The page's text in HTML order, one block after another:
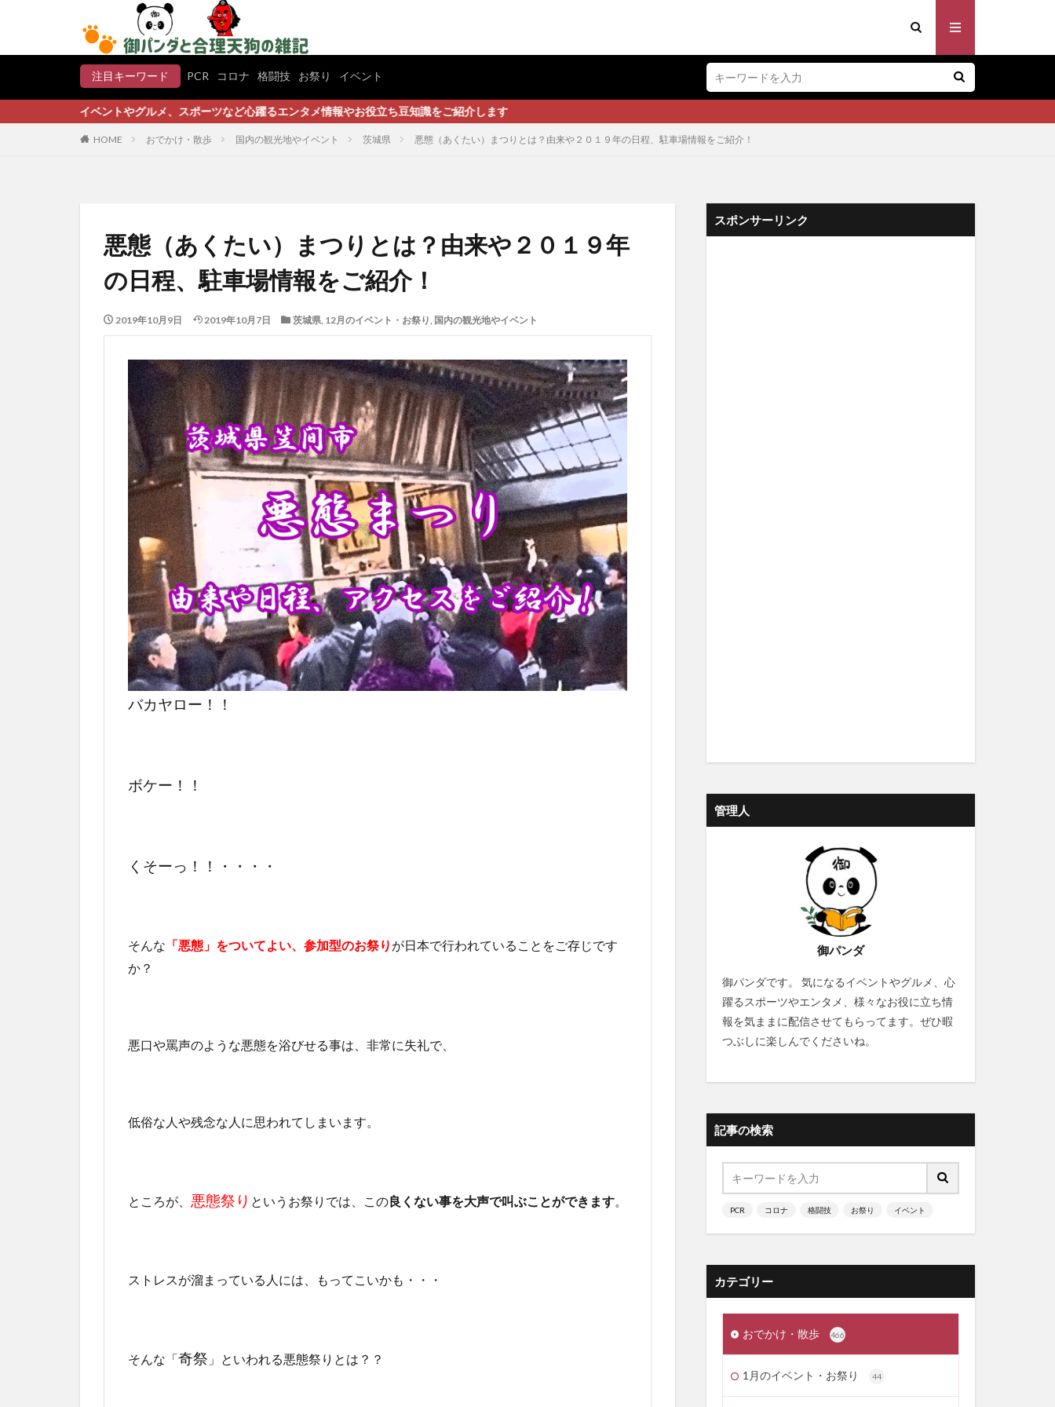
注目キーワード PCR コロナ 格闘技 お祭り イベント
イベントやグルメ、スポーツなど心躍るエンタメ情報やお役立ち豆知識をご紹介します
HOME おでかけ・散歩 国内の観光地やイベント 茨城県 悪態（あくたい）まつりとは？由来や２０１９年の日程、駐車場情報をご紹介！
悪態（あくたい）まつりとは？由来や２０１９年
の日程、駐車場情報をご紹介！
2019年10月9日 2019年10月7日 茨城県, 12月のイベント・お祭り, 国内の観光地やイベント
バカヤロー！！
ボケー！！
くそーっ！！・・・・
そんな 「悪態」をついてよい、参加型のお祭り が日本で行われていることをご存じです
か？
悪口や罵声のような悪態を浴びせる事は、非常に失礼で、
低俗な人や残念な人に思われてしまいます。
ところが、 悪態祭り というお祭りでは、この良くない事を大声で叫ぶことができます
ストレスが溜まっている人には、もってこいかも・・・
そんな「奇祭 」といわれる悪態祭りとは？？
スポンサーリンク
管理人
御パンダ
御パンダです。 気になるイベントやグルメ、心
躍るスポーツやエンタメ、様々なお役に立ち情
報を気ままに配信させてもらってます。ぜひ暇
つぶしに楽しんでくださいね。
記事の検索
PCR コロナ 格闘技 お祭り イベント
カテゴリー
おでかけ・散歩 466
1月のイベント・お祭り 44